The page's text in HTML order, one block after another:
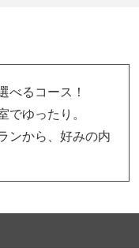
るコース！
ゆったり。
ンから、好みの内